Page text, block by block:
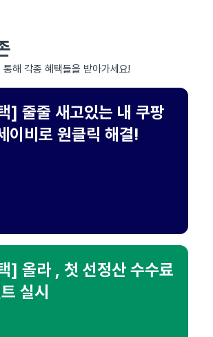
해 각종 혜택들을 받아가세요!
] 줄줄 새고있는 내 쿠팡
이비로 원클릭 해결!
] 올라 , 첫 선정산 수수료
실시